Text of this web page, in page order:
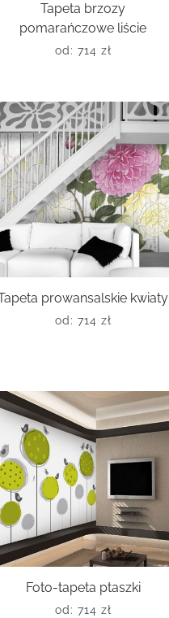
Tapeta brzozy
pomarańczowe liście
od: 714 zł
prowansalskie kwiaty
od: 714 zł
Foto-tapeta ptaszki
od: 714 zł